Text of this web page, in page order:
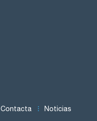
Contacta Noticias